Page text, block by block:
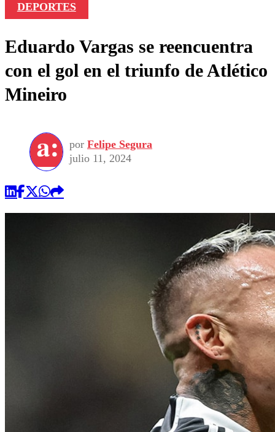
DEPORTES
Eduardo Vargas se reencuentra
con el gol en el triunfo de Atlético
Mineiro
por Felipe Segura
julio 11, 2024